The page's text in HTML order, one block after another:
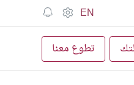
EN
تطوع معنا